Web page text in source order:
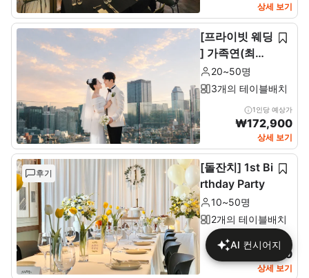
상세 보기
[프라이빗 웨딩
] 가족연(최소2
0~최대 50인)
20~50명
3개의 테이블배치
1인당 예상가
₩172,900
상세 보기
후기
[돌잔치] 1st Bi
rthday Party
10~50명
2개의 테이블배치
1인당 예상가
₩137,680
상세 보기
AI 컨시어지